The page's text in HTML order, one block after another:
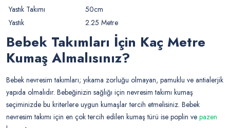
Yastık Takımı
50cm
Yastık
2.25 Metre
Bebek Takımları İçin Kaç Metre
Kumaş Almalısınız?
Bebek nevresim takımları; yıkama zorluğu olmayan, pamuklu ve antialerjik
yapıda olmalıdır. Bebeğinizin sağlığı için nevresim takımı kumaş
seçiminizde bu kriterlere uygun kumaşlar tercih etmelisiniz. Bebek
nevresim takımı için en çok tercih edilen kumaş türü ise poplin ve pazen